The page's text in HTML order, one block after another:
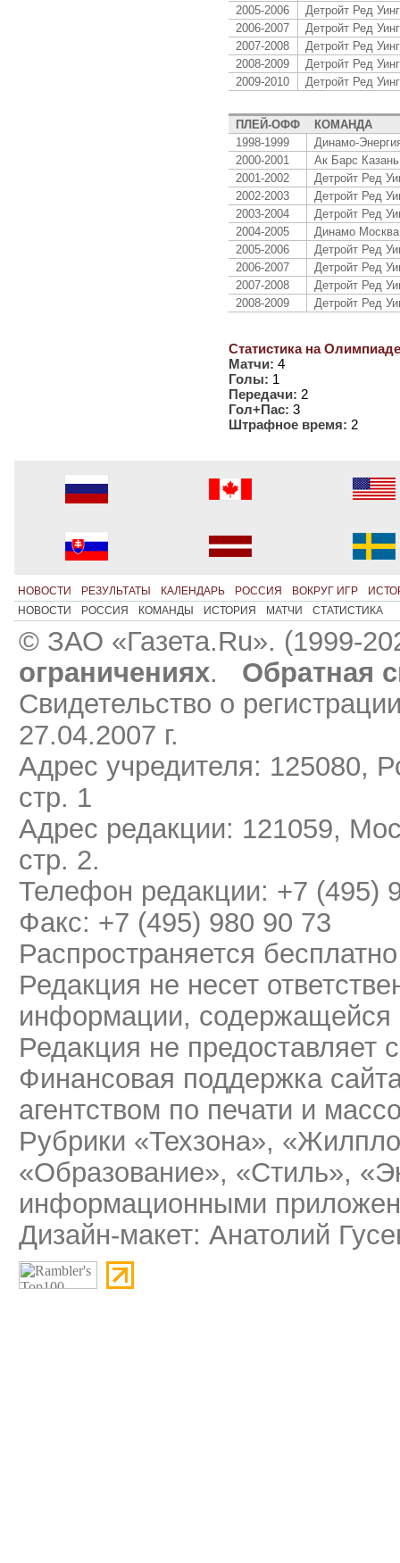
2005-2006
Детройт Ред
2006-2007
Детройт Ред
2007-2008
Детройт Ред
2008-2009
Детройт Ред
2009-2010
Детройт Ред
ПЛЕЙ-ОФФ
КОМАНДА
1998-1999
Динамо-
2000-2001
Ак Барс Казань
2001-2002
Детройт Ред
2002-2003
Детройт Ред
2003-2004
Детройт Ред
2004-2005
Динамо Москва
2005-2006
Детройт Ред
2006-2007
Детройт Ред
2007-2008
Детройт Ред
2008-2009
Детройт Ред
Статистика на
Матчи: 4
Голы: 1
Передачи: 2
Гол+Пас: 3
Штрафное время: 2
НОВОСТИ РЕЗУЛЬТАТЫ КАЛЕНДАРЬ РОССИЯ ВОКРУГ ИГР
НОВОСТИ
РОССИЯ КОМАНДЫ ИСТОРИЯ МАТЧИ СТАТИСТИКА
© ЗАО «Газета.Ru». (1999-
ограничениях.
Обратная
Свидетельство о
27.04.2007 г.
Адрес учредителя: 125080,
стр. 1
Адрес редакции: 121059,
стр. 2.
Телефон редакции: +7 (495)
Факс: +7 (495) 980 90 73
Распространяется бесплатно
Редакция не несет
информации, содержащейся
Редакция не предоставляет
Финансовая поддержка
агентством по печати и
Рубрики «Техзона»,
«Образование», «Стиль»,
информационными
Дизайн-макет: Анатолий